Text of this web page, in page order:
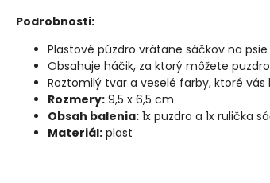
Podrobnosti:
Plastové púzdro vrátane sáčkov na
Obsahuje háčik, za ktorý môžete
Roztomilý tvar a veselé farby, ktoré
Rozmery: 9,5 x 6,5 cm
Obsah balenia: 1x puzdro a 1x rulička
Materiál: plast